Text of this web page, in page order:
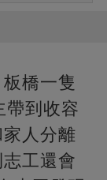
橋一隻
帶到收容
人分離
工還會